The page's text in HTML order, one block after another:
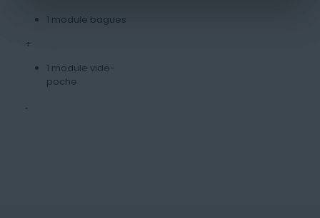
1 module bagues
+
1 module vide-
poche
.